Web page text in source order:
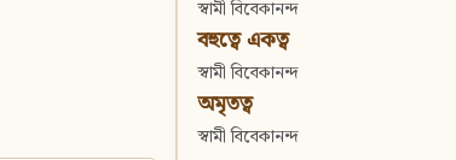
স্বামী বিবেকানন্দ
বহুত্বে একত্ব
স্বামী বিবেকানন্দ
অমৃতত্ব
স্বামী বিবেকানন্দ